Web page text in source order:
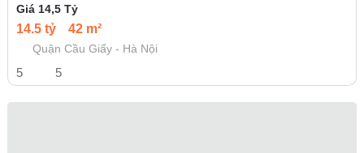
Giá 14,5 Tỷ
14.5 tỷ 42 m²
Quận Cầu Giấy - Hà Nội
5 5